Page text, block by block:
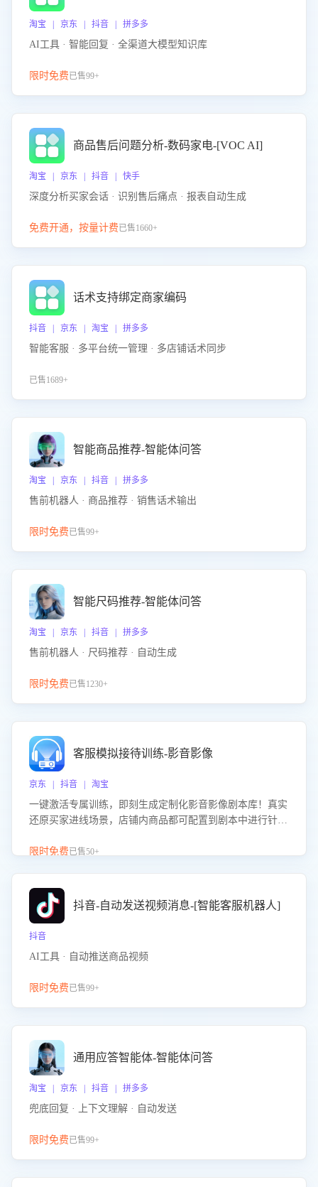
淘宝 | 京东 | 抖音 | 拼多多
AI工具 · 智能回复 · 全渠道大模型知识库
限时免费已售99+
商品售后问题分析-数码家电-[VOC AI]
淘宝 | 京东 | 抖音 | 快手
深度分析买家会话 · 识别售后痛点 · 报表自动生成
免费开通，按量计费已售1660+
话术支持绑定商家编码
抖音 | 京东 | 淘宝 | 拼多多
智能客服 · 多平台统一管理 · 多店铺话术同步
已售1689+
智能商品推荐-智能体问答
淘宝 | 京东 | 抖音 | 拼多多
售前机器人 · 商品推荐 · 销售话术输出
限时免费已售99+
智能尺码推荐-智能体问答
淘宝 | 京东 | 抖音 | 拼多多
售前机器人 · 尺码推荐 · 自动生成
限时免费已售1230+
客服模拟接待训练-影音影像
京东 | 抖音 | 淘宝
一键激活专属训练，即刻生成定制化影音影像剧本库！真实
还原买家进线场景，店铺内商品都可配置到剧本中进行针对
击 “立即开通”，快速获取影音影像类目剧本，一键开启客服
限时免费已售50+
抖音-自动发送视频消息-[智能客服机器人]
抖音
AI工具 · 自动推送商品视频
限时免费已售99+
通用应答智能体-智能体问答
淘宝 | 京东 | 抖音 | 拼多多
兜底回复 · 上下文理解 · 自动发送
限时免费已售99+